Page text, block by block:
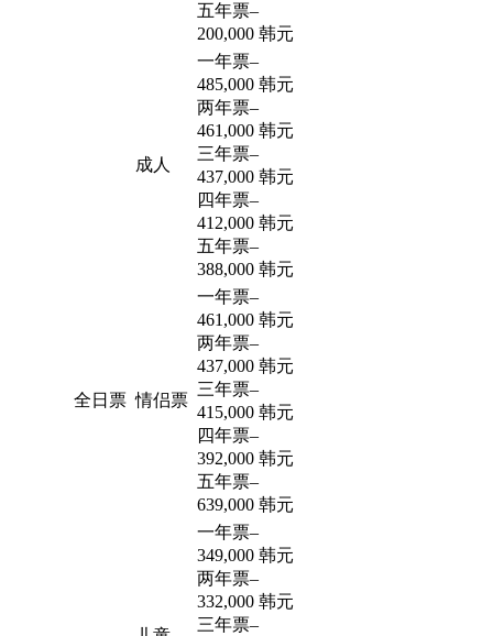
五年票–
200,000 韩元
全日票
成人
一年票–
485,000 韩元
两年票–
461,000 韩元
三年票–
437,000 韩元
四年票–
412,000 韩元
五年票–
388,000 韩元
情侣票
一年票–
461,000 韩元
两年票–
437,000 韩元
三年票–
415,000 韩元
四年票–
392,000 韩元
五年票–
639,000 韩元
一年票–
349,000 韩元
两年票–
332,000 韩元
三年票–